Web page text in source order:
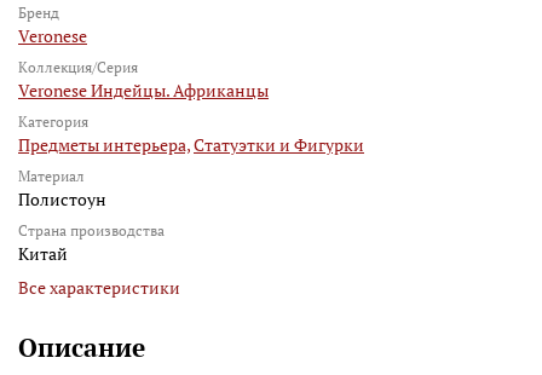
Бренд
Veronese
Коллекция/Серия
Veronese Индейцы. Африканцы
Категория
Предметы интерьера,Статуэтки и Фигурки
Материал
Полистоун
Страна производства
Китай
Все характеристики
Описание